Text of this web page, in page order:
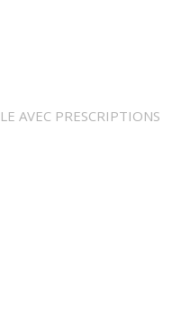
AVEC PRESCRIPTIONS